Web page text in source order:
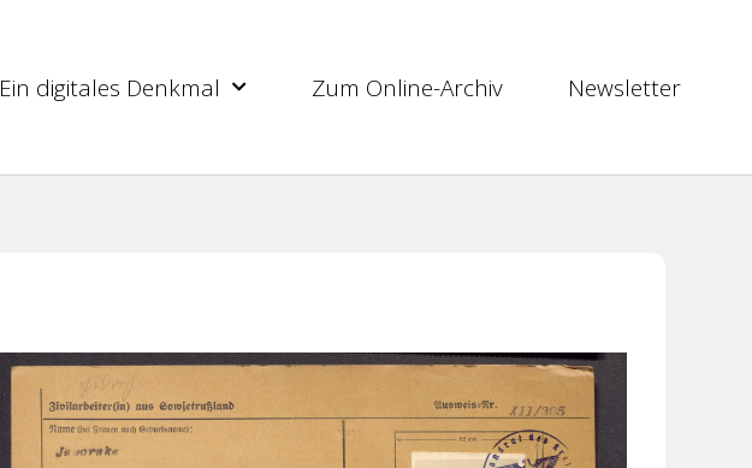
Ein digitales Denkmal Zum Online-Archiv Newsletter